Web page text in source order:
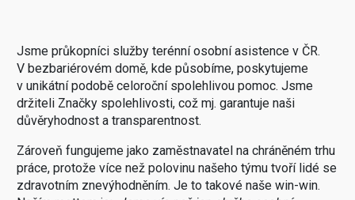
Jsme průkopníci služby terénní osobní asistence v ČR.
V bezbariérovém domě, kde působíme, poskytujeme
v unikátní podobě celoroční spolehlivou pomoc. Jsme
držiteli Značky spolehlivosti, což mj. garantuje naši
důvěryhodnost a transparentnost.
Zároveň fungujeme jako zaměstnavatel na chráněném trhu
práce, protože více než polovinu našeho týmu tvoří lidé se
zdravotním znevýhodněním. Je to takové naše win-win.